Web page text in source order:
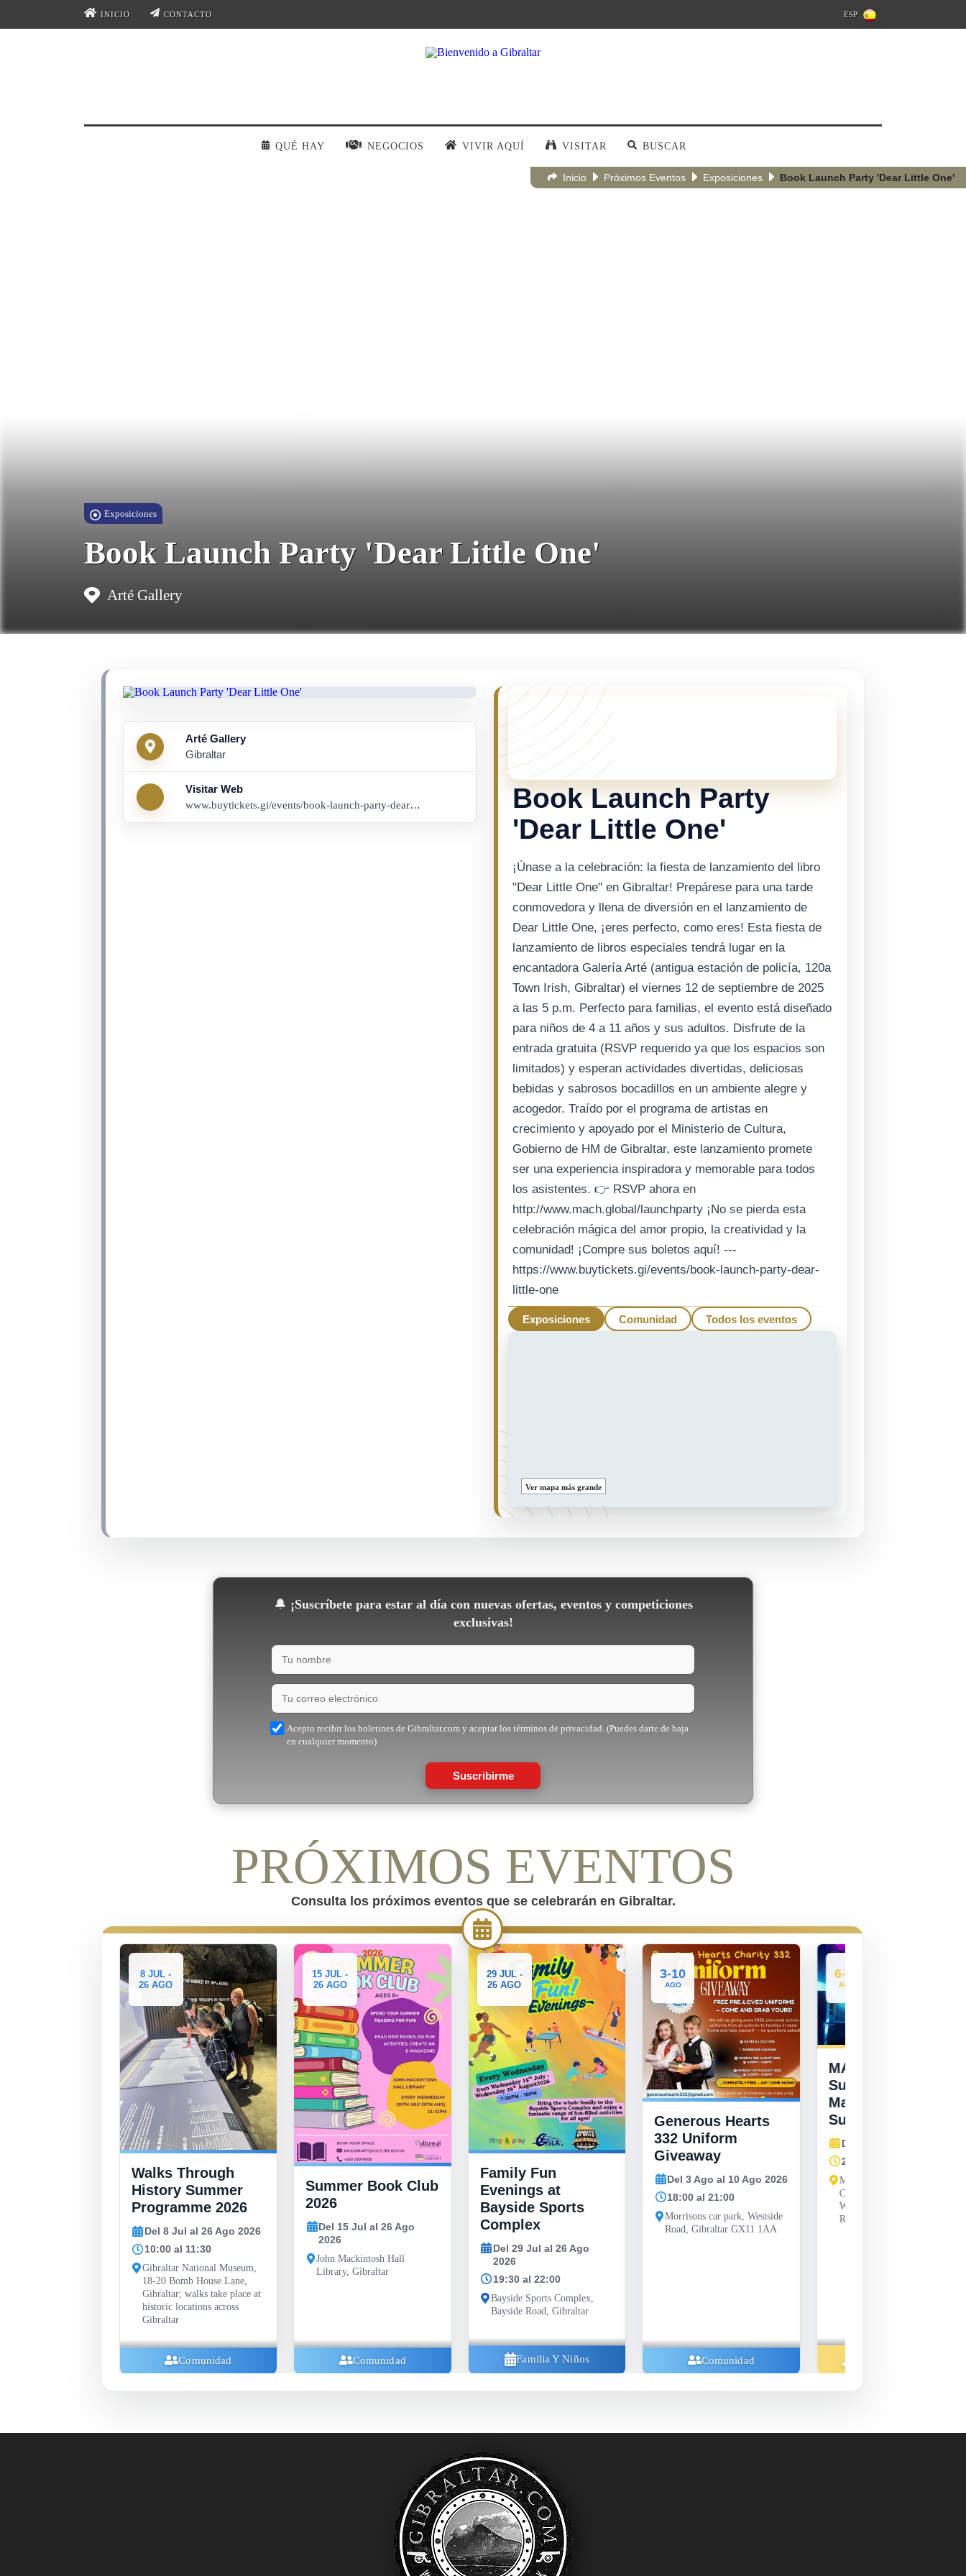
INICIO CONTACTO ESP
QUÉ HAY NEGOCIOS VIVIR AQUÍ VISITAR BUSCAR
Inicio Próximos Eventos Exposiciones Book Launch Party 'Dear Little One'
Exposiciones
Book Launch Party 'Dear Little One'
Arté Gallery
Arté Gallery
Gibraltar
Visitar Web
www.buytickets.gi/events/book-launch-party-dear-little-one-1108?_gl=1%2A6sczp9%2A_up%2AMQ..%2A_ga%2AMzc2OTk0MzE2LjE3NTU3OTYwNzQ.%2A_ga_8LCG62RB03%2AczE3NTU3OTYwNzMkbzEkZzAkdDE3NTU3OTYwNzMkajYwJGwwJGgw
¡TE LO PERDISTE!
Este evento ya no esta vigente, pero hay muchas mas
cosas pasando en Gibraltar.
eventos mas recientes de Gibraltar.
Book Launch Party
'Dear Little One'
¡Únase a la celebración: la fiesta de lanzamiento del libro
"Dear Little One" en Gibraltar! Prepárese para una tarde
conmovedora y llena de diversión en el lanzamiento de
Dear Little One, ¡eres perfecto, como eres! Esta fiesta de
lanzamiento de libros especiales tendrá lugar en la
encantadora Galería Arté (antigua estación de policía, 120a
Town Irish, Gibraltar) el viernes 12 de septiembre de 2025
a las 5 p.m. Perfecto para familias, el evento está diseñado
para niños de 4 a 11 años y sus adultos. Disfrute de la
entrada gratuita (RSVP requerido ya que los espacios son
limitados) y esperan actividades divertidas, deliciosas
bebidas y sabrosos bocadillos en un ambiente alegre y
acogedor. Traído por el programa de artistas en
crecimiento y apoyado por el Ministerio de Cultura,
Gobierno de HM de Gibraltar, este lanzamiento promete
ser una experiencia inspiradora y memorable para todos
los asistentes. 👉 RSVP ahora en
http://www.mach.global/launchparty ¡No se pierda esta
celebración mágica del amor propio, la creatividad y la
comunidad! ¡Compre sus boletos aquí! ---
https://www.buytickets.gi/events/book-launch-party-dear-
little-one
Exposiciones Comunidad Todos los eventos
Ver mapa más grande
🔔 ¡Suscríbete para estar al día con nuevas ofertas, eventos y competiciones
exclusivas!
Acepto recibir los boletines de Gibraltar.com y aceptar los términos de privacidad. (Puedes darte de baja
en cualquier momento)
Suscribirme
PRÓXIMOS EVENTOS
Consulta los próximos eventos que se celebrarán en Gibraltar.
15 JUL -
26 AGO
Summer Book Club
2026
Del 15 Jul al 26 Ago
Library, Gibraltar
Comunidad
29 JUL -
26 AGO
Evenings at
Complex
2026
Familia Y Niños
3-10
AGO
Generous Hearts
332 Uniform
Giveaway
Del 3 Ago al 10 Ago 2026
18:00 al 21:00
Morrisons car park, Westside
Road, Gibraltar GX11 1AA
Comunidad
6-27
AGO
MAG Youth
Summer Vibes at
Manchester United
Supporters Club
Del 6 Ago al 27 Ago 2026
20:00 al 20:00
Manchester United Supporters
Club Gibraltar, Unit 31-33
Road, Gibraltar GX11 1AA
Música Y Conciertos